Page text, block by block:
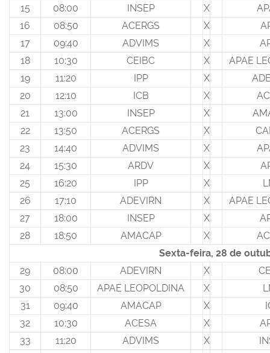
15
08:00 INSEP X
16
08:50 ACERGS X
17
09:40 ADVIMS X
18
10:30 CEIBC X
APAE
19
11:20 IPP X
20
12:10 ICB X
21
13:00 INSEP X
22
13:50 ACERGS X
23
14:40 ADVIMS X
24
15:30 ARDV X
25
16:20 IPP X
26
17:10 ADEVIRN X
APAE
27
18:00 INSEP X
28
18:50 AMACAP X
Sexta-feira, 28 de
29
08:00 ADEVIRN X
30
08:50 APAE LEOPOLDINA X
31
09:40 AMACAP X
32
10:30 ACESA X
33
11:20 ADVIMS X